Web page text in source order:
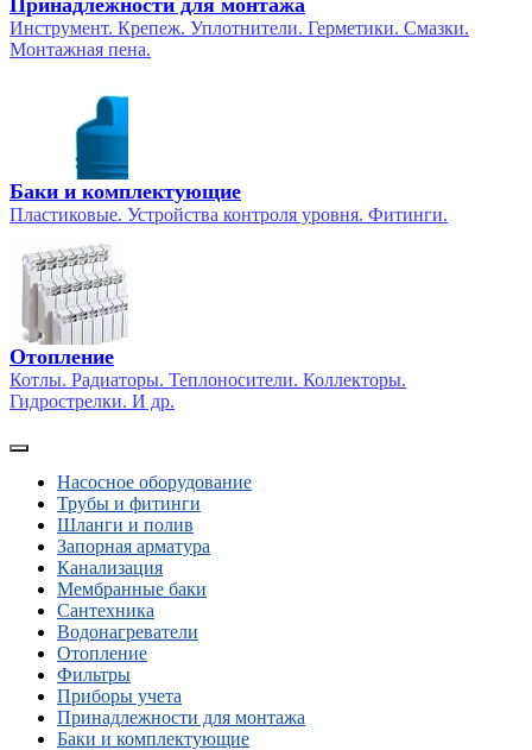
Принадлежности для монтажа
Инструмент. Крепеж. Уплотнители. Герметики. Смазки.
Монтажная пена.
Баки и комплектующие
Пластиковые. Устройства контроля уровня. Фитинги.
Отопление
Котлы. Радиаторы. Теплоносители. Коллекторы.
Гидрострелки. И др.
Насосное оборудование
Трубы и фитинги
Шланги и полив
Запорная арматура
Канализация
Мембранные баки
Сантехника
Водонагреватели
Отопление
Фильтры
Приборы учета
Принадлежности для монтажа
Баки и комплектующие